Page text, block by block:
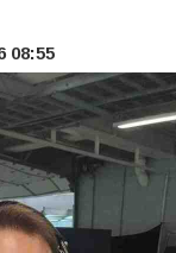
08:55